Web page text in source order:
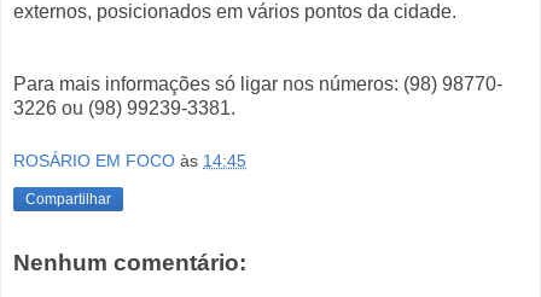
externos, posicionados em vários pontos da cidade.
Para mais informações só ligar nos números: (98) 98770-
3226 ou (98) 99239-3381.
ROSÁRIO EM FOCO às 14:45
Compartilhar
Nenhum comentário: